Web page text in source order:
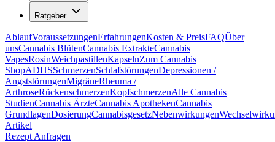
Ratgeber
AblaufVoraussetzungenErfahrungenKosten & PreisFAQÜber
unsCannabis BlütenCannabis ExtrakteCannabis
VapesRosinWeichpastillenKapselnZum Cannabis
ShopADHSSchmerzenSchlafstörungenDepressionen /
AngststörungenMigräneRheuma /
ArthroseRückenschmerzenKopfschmerzenAlle Cannabis
StudienCannabis ÄrzteCannabis ApothekenCannabis
GrundlagenDosierungCannabisgesetzNebenwirkungen
Artikel
Rezept Anfragen